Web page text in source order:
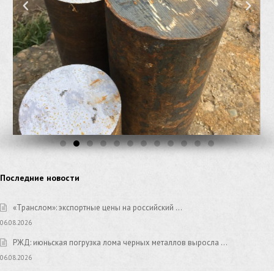
Последние новости
«Транслом»: экспортные цены на российский …
06.08.2026
РЖД: июньская погрузка лома черных металлов выросла …
06.08.2026